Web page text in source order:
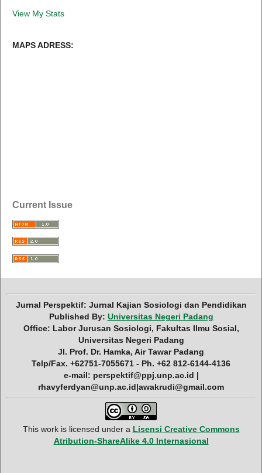
View My Stats
MAPS ADRESS:
Current Issue
Jurnal Perspektif: Jurnal Kajian Sosiologi dan Pendidikan
Published By: Universitas Negeri Padang
Office: Labor Jurusan Sosiologi, Fakultas Ilmu Sosial,
Universitas Negeri Padang
Jl. Prof. Dr. Hamka, Air Tawar Padang
Telp/Fax. +62751-7055671 - Ph. +62 812-6144-4136
e-mail: perspektif@ppj.unp.ac.id |
rhavyferdyan@unp.ac.id|awakrudi@gmail.com
This work is licensed under a Lisensi Creative Commons
Atribution-ShareAlike 4.0 Internasional